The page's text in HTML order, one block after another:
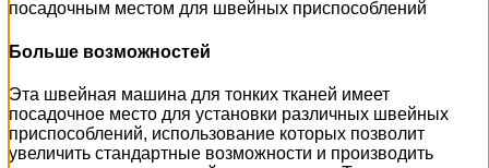
Больше возможностей
Эта швейная машина для тонких тканей имеет
посадочное место для установки различных швейных
приспособлений, использование которых позволит
увеличить стандартные возможности и производить